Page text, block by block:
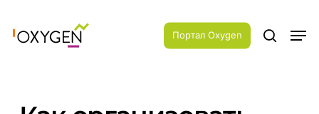
main
Портал Oxygen search